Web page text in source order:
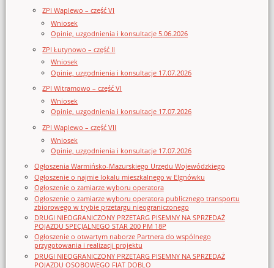
ZPI Waplewo – część VI
Wniosek
Opinie, uzgodnienia i konsultacje 5.06.2026
ZPI Łutynowo – część II
Wniosek
Opinie, uzgodnienia i konsultacje 17.07.2026
ZPI Witramowo – część VI
Wniosek
Opinie, uzgodnienia i konsultacje 17.07.2026
ZPI Waplewo – część VII
Wniosek
Opinie, uzgodnienia i konsultacje 17.07.2026
Ogłoszenia Warmińsko-Mazurskiego Urzędu Wojewódzkiego
Ogłoszenie o najmie lokalu mieszkalnego w Elgnówku
Ogłoszenie o zamiarze wyboru operatora
Ogłoszenie o zamiarze wyboru operatora publicznego transportu
zbiorowego w trybie przetargu nieograniczonego
DRUGI NIEOGRANICZONY PRZETARG PISEMNY NA SPRZEDAŻ
POJAZDU SPECJALNEGO STAR 200 PM 18P
Ogłoszenie o otwartym naborze Partnera do wspólnego
przygotowania i realizacji projektu
DRUGI NIEOGRANICZONY PRZETARG PISEMNY NA SPRZEDAŻ
POJAZDU OSOBOWEGO FIAT DOBLO